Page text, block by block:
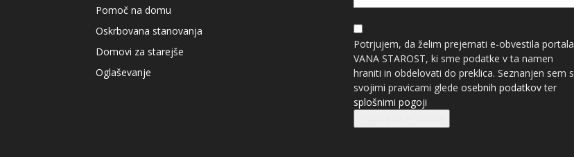
Pomoč na domu
Oskrbovana stanovanja
Domovi za starejše
Oglaševanje
Potrjujem, da želim prejemati e-obvestila portala
VANA STAROST, ki sme podatke v ta namen
hraniti in obdelovati do preklica. Seznanjen sem s
svojimi pravicami glede osebnih podatkovter
splošnimi pogoji